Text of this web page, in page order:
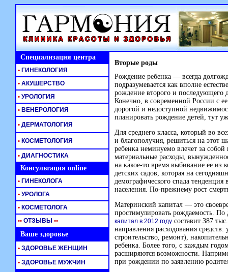
Специализация центра Вторые роды
Рождение ребенка — всегда
подразумевается как вполне
рождение второго и последующего
Конечно, в современной России с
дорогой и недоступной
планировать рождение детей, тут
Для среднего класса, который во
и благополучия, решиться на этот
ребенка неминуемо влечет за
материальные расходы,
на какое-то время выбивание ее из
детских садов, которая на
демографического спада
населения. По-прежнему рост
Материнский капитал — это
простимулировать рождаемость.
капитал в 2012 году составит 387
направления расходования
строительство, ремонт),
ребенка. Более того, с каждым
расширяются возможности.
при рождении по заявлению
• ГИНЕКОЛОГИЯ
• АКУШЕРСТВО
• УРОЛОГИЯ
• ВЕНЕРОЛОГИЯ
• ДЕРМАТОЛОГИЯ
• КОСМЕТОЛОГИЯ
• ДИАГНОСТИКА
Консультация online
• ГИНЕКОЛОГА
• УРОЛОГА
• КОСМЕТОЛОГА
•• ОТЗЫВЫ ••
Ваше здоровье
• ЗДОРОВЬЕ ЖЕНЩИН
• ЗДОРОВЬЕ МУЖЧИН